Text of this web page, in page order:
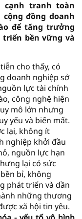
cạnh tranh toàn
đồng doanh
để tăng trưởng
bền vững và
cho thấy, có
doanh nghiệp sở
lực tài chính
công nghệ hiện
mô lớn nhưng
yếu và biến mất.
lại, không ít
nghiệp khởi đầu
nguồn lực hạn
lại có sức
bỉ, không
phát triển và dần
những thương
xã hội tin yêu.